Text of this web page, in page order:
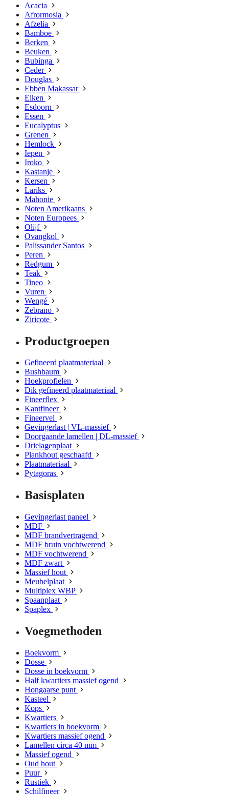
Acacia
Afrormosia
Afzelia
Bamboe
Berken
Beuken
Bubinga
Ceder
Douglas
Ebben Makassar
Eiken
Esdoorn
Essen
Eucalyptus
Grenen
Hemlock
Iepen
Iroko
Kastanje
Kersen
Lariks
Mahonie
Noten Amerikaans
Noten Europees
Olijf
Ovangkol
Palissander Santos
Peren
Redgum
Teak
Tineo
Vuren
Wengé
Zebrano
Ziricote
Productgroepen
Gefineerd plaatmateriaal
Bushbaum
Hoekprofielen
Dik gefineerd plaatmateriaal
Fineerflex
Kantfineer
Fineervel
Gevingerlast | VL-massief
Doorgaande lamellen | DL-massief
Drielagenplaat
Plankhout geschaafd
Plaatmateriaal
Pytagoras
Basisplaten
Gevingerlast paneel
MDF
MDF brandvertragend
MDF bruin vochtwerend
MDF vochtwerend
MDF zwart
Massief hout
Meubelplaat
Multiplex WBP
Spaanplaat
Spaplex
Voegmethoden
Boekvorm
Dosse
Dosse in boekvorm
Half kwartiers massief ogend
Hongaarse punt
Kasteel
Kops
Kwartiers
Kwartiers in boekvorm
Kwartiers massief ogend
Lamellen circa 40 mm
Massief ogend
Oud hout
Puur
Rustiek
Schilfineer